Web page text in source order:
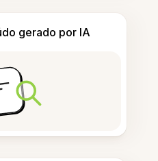
gerado por IA